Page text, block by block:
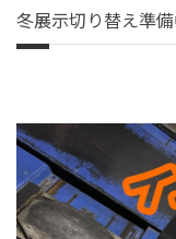
冬展示切り替え準備